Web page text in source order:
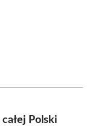
Polski